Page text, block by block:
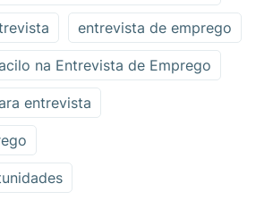
entrevista de emprego
na Entrevista de Emprego
entrevista